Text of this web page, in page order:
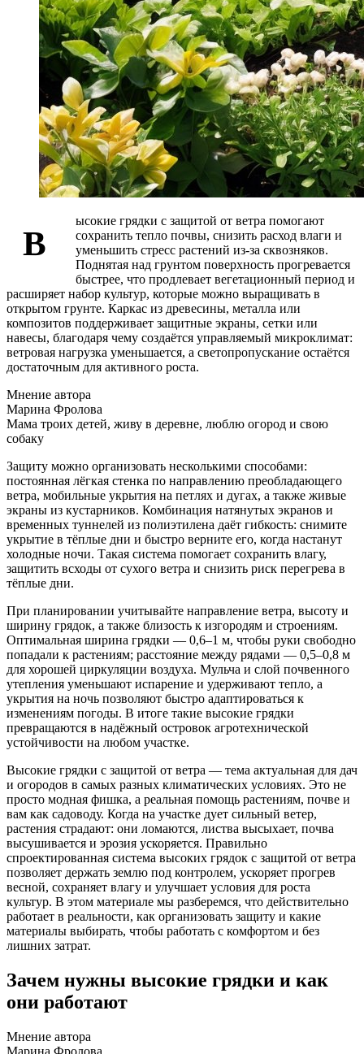
В
ысокие грядки с защитой от ветра помогают
сохранить тепло почвы, снизить расход влаги и
уменьшить стресс растений из-за сквозняков.
Поднятая над грунтом поверхность прогревается
быстрее, что продлевает вегетационный период и
расширяет набор культур, которые можно выращивать в
открытом грунте. Каркас из древесины, металла или
композитов поддерживает защитные экраны, сетки или
навесы, благодаря чему создаётся управляемый микроклимат:
ветровая нагрузка уменьшается, а светопропускание остаётся
достаточным для активного роста.
Мнение автора
Марина Фролова
Мама троих детей, живу в деревне, люблю огород и свою
собаку
Защиту можно организовать несколькими способами:
постоянная лёгкая стенка по направлению преобладающего
ветра, мобильные укрытия на петлях и дугах, а также живые
экраны из кустарников. Комбинация натянутых экранов и
временных туннелей из полиэтилена даёт гибкость: снимите
укрытие в тёплые дни и быстро верните его, когда настанут
холодные ночи. Такая система помогает сохранить влагу,
защитить всходы от сухого ветра и снизить риск перегрева в
тёплые дни.
При планировании учитывайте направление ветра, высоту и
ширину грядок, а также близость к изгородям и строениям.
Оптимальная ширина грядки — 0,6–1 м, чтобы руки свободно
попадали к растениям; расстояние между рядами — 0,5–0,8 м
для хорошей циркуляции воздуха. Мульча и слой почвенного
утепления уменьшают испарение и удерживают тепло, а
укрытия на ночь позволяют быстро адаптироваться к
изменениям погоды. В итоге такие высокие грядки
превращаются в надёжный островок агротехнической
устойчивости на любом участке.
Высокие грядки с защитой от ветра — тема актуальная для дач
и огородов в самых разных климатических условиях. Это не
просто модная фишка, а реальная помощь растениям, почве и
вам как садоводу. Когда на участке дует сильный ветер,
растения страдают: они ломаются, листва высыхает, почва
высушивается и эрозия ускоряется. Правильно
спроектированная система высоких грядок с защитой от ветра
позволяет держать землю под контролем, ускоряет прогрев
весной, сохраняет влагу и улучшает условия для роста
культур. В этом материале мы разберемся, что действительно
работает в реальности, как организовать защиту и какие
материалы выбирать, чтобы работать с комфортом и без
лишних затрат.
Зачем нужны высокие грядки и как
они работают
Мнение автора
Марина Фролова